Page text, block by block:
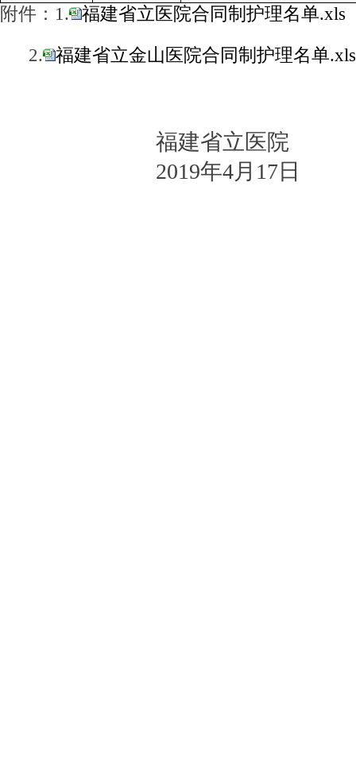
附件：1.
福建省立医院合同制护理名单.xls
2.
福建省立金山医院合同制护理名单.xls
福建省立医院
2019年4月17日